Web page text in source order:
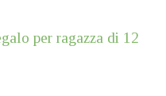
per ragazza di 12